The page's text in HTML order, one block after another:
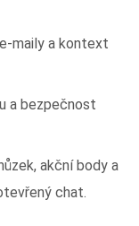
maily a kontext
a bezpečnost
akční body a
chat.